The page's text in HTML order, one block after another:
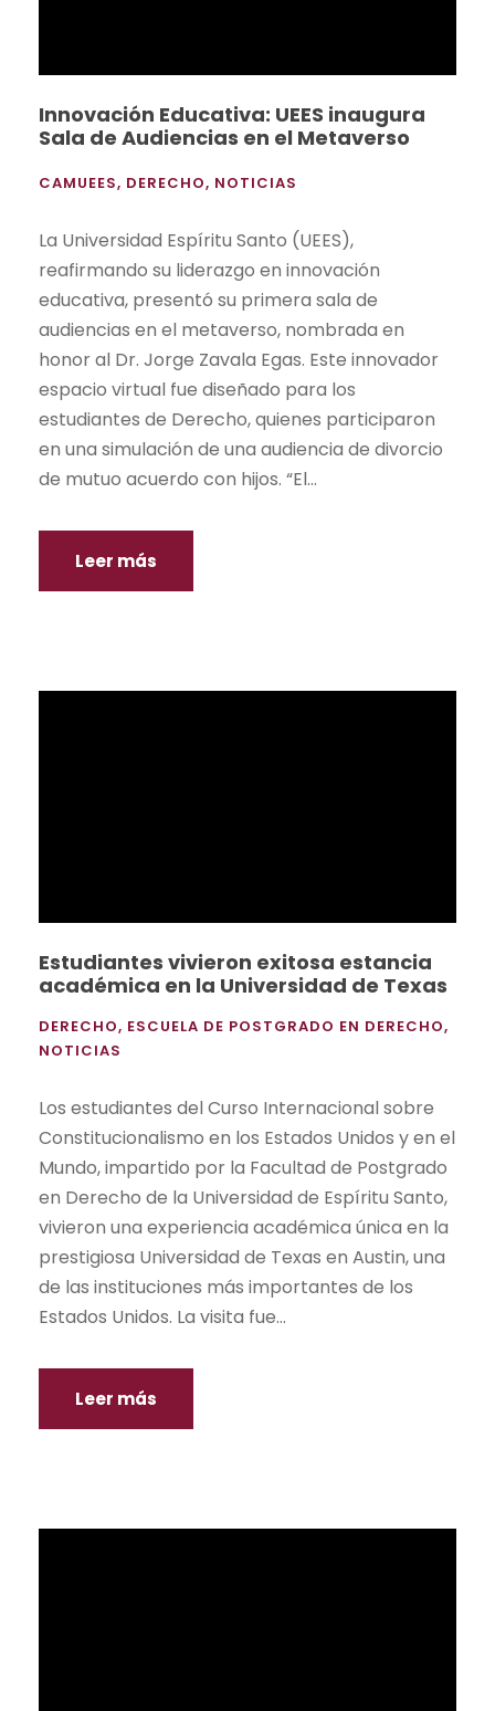
Innovación Educativa: UEES inaugura
Sala de Audiencias en el Metaverso
CAMUEES, DERECHO, NOTICIAS
La Universidad Espíritu Santo (UEES),
reafirmando su liderazgo en innovación
educativa, presentó su primera sala de
audiencias en el metaverso, nombrada en
honor al Dr. Jorge Zavala Egas. Este innovador
espacio virtual fue diseñado para los
estudiantes de Derecho, quienes participaron
en una simulación de una audiencia de divorcio
de mutuo acuerdo con hijos. “El...
Leer más
Estudiantes vivieron exitosa estancia
académica en la Universidad de Texas
DERECHO, ESCUELA DE POSTGRADO EN DERECHO,
NOTICIAS
Los estudiantes del Curso Internacional sobre
Constitucionalismo en los Estados Unidos y en el
Mundo, impartido por la Facultad de Postgrado
en Derecho de la Universidad de Espíritu Santo,
vivieron una experiencia académica única en la
prestigiosa Universidad de Texas en Austin, una
de las instituciones más importantes de los
Estados Unidos. La visita fue...
Leer más